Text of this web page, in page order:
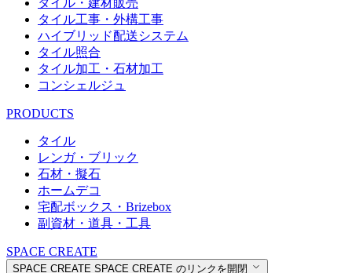
タイル工事・外構工事
ハイブリッド配送システム
タイル照合
タイル加工・石材加工
コンシェルジュ
PRODUCTS
タイル
レンガ・ブリック
石材・擬石
ホームデコ
宅配ボックス・Brizebox
副資材・道具・工具
SPACE CREATE
SPACE CREATE SPACE CREATE のリンクを開閉